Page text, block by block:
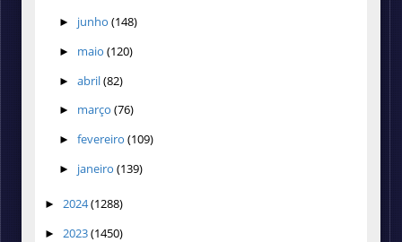
► junho (148)
► maio (120)
► abril(82)
► março (76)
► fevereiro (109)
► janeiro (139)
► 2024(1288)
► 2023(1450)